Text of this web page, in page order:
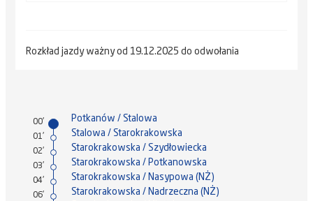
Rozkład jazdy ważny od 19.12.2025 do odwołania
00' Potkanów / Stalowa
01' Stalowa / Starokrakowska
02' Starokrakowska / Szydłowiecka
03' Starokrakowska / Potkanowska
04' Starokrakowska / Nasypowa (NŻ)
06' Starokrakowska / Nadrzeczna (NŻ)